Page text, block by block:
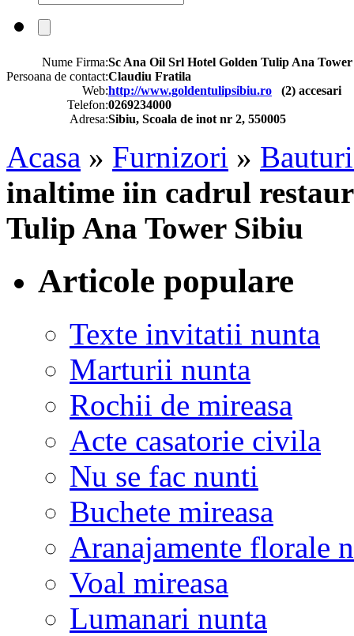
Nume Firma:Sc Ana Oil Srl Hotel Golden Tulip Ana
Persoana de contact:Claudiu Fratila
Web:http://www.goldentulipsibiu.ro (2) accesari
Telefon:0269234000
Adresa:Sibiu, Scoala de inot nr 2, 550005
Acasa » Furnizori »
inaltime iin cadrul
Tulip Ana Tower Sibiu
Articole populare
Texte invitatii nunta
Marturii nunta
Rochii de mireasa
Acte casatorie civila
Nu se fac nunti
Buchete mireasa
Aranajamente florale
Voal mireasa
Lumanari nunta